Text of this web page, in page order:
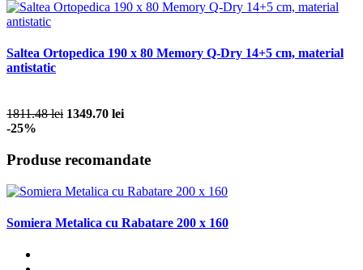
Saltea Ortopedica 190 x 80 Memory Q-Dry 14+5 cm, material
antistatic
1811.48 lei 1349.70 lei
-25%
Produse recomandate
Somiera Metalica cu Rabatare 200 x 160